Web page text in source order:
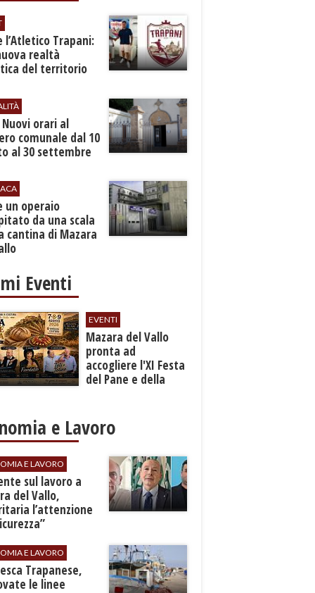
l’Atletico Trapani:
realtà
del territorio
Nuovi orari al
comunale dal 10
al 30 settembre
un operaio
da una scala
cantina di Mazara
Eventi
EVENTI
Mazara del Vallo
pronta ad
accogliere l'XI Festa
del Pane e della
e Lavoro
E LAVORO
sul lavoro a
del Vallo,
l’attenzione
E LAVORO
Trapanese,
le linee